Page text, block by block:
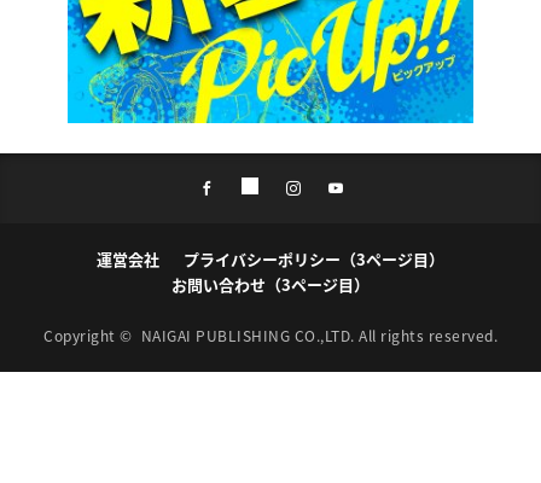
運営会社
プライバシーポリシー（3ページ目）
お問い合わせ（3ページ目）
Copyright © NAIGAI PUBLISHING CO.,LTD. All rights reserved.